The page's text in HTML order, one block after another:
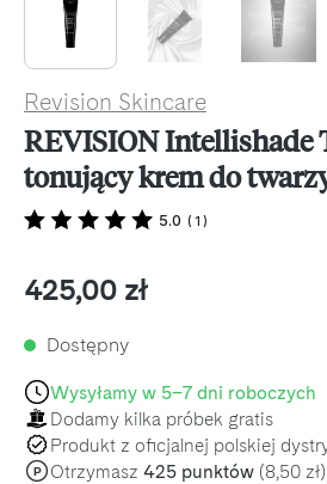
Revision Skincare
REVISION Intellishade
tonujący krem do
5.0 ( 1 )
Cena regularna:
425,00 zł
Dostępny
Wysyłamy w 5–7 dni roboczych
Dodamy kilka próbek gratis
Produkt z oficjalnej polskiej
P Otrzymasz 425 punktów (8,50 zł)